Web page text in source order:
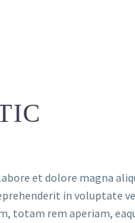
et dolore magna
in voluptate
totam rem aperiam,